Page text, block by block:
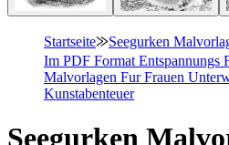
Startseite⨠Seegurken
Im PDF Format Entspannungs
Malvorlagen Fur Frauen
Kunstabenteuer
Seegurken